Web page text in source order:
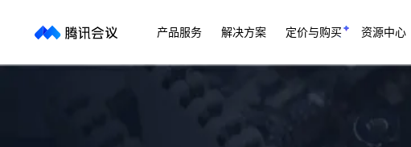
产品服务 解决方案 定价与购买 资源中心